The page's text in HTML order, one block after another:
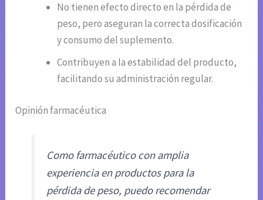
No tienen efecto directo en la pérdida de
peso, pero aseguran la correcta dosificación
y consumo del suplemento.
Contribuyen a la estabilidad del producto,
facilitando su administración regular.
Opinión farmacéutica
Como farmacéutico con amplia
experiencia en productos para la
pérdida de peso, puedo recomendar